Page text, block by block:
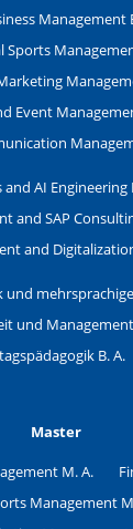
Management
Event
AI Engineering
and SAP
and
und
B. A.
Master
M. A.
Management